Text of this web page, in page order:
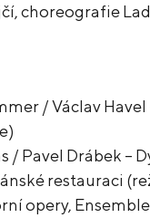
choreografie
/ Václav Havel
/ Pavel Drábek –
restauraci
opery,